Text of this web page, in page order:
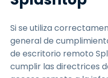
Si se utiliza
general de
de escritorio remoto
cumplir las directrices